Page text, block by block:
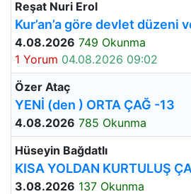
Reşat Nuri Erol
Kur’an’a göre devlet düzeni
4.08.2026 749 Okunma
1 Yorum 04.08.2026 09:02
Özer Ataç
YENİ (den ) ORTA ÇAĞ -13
4.08.2026 785 Okunma
Hüseyin Bağdatlı
KISA YOLDAN KURTULUŞ
3.08.2026 137 Okunma